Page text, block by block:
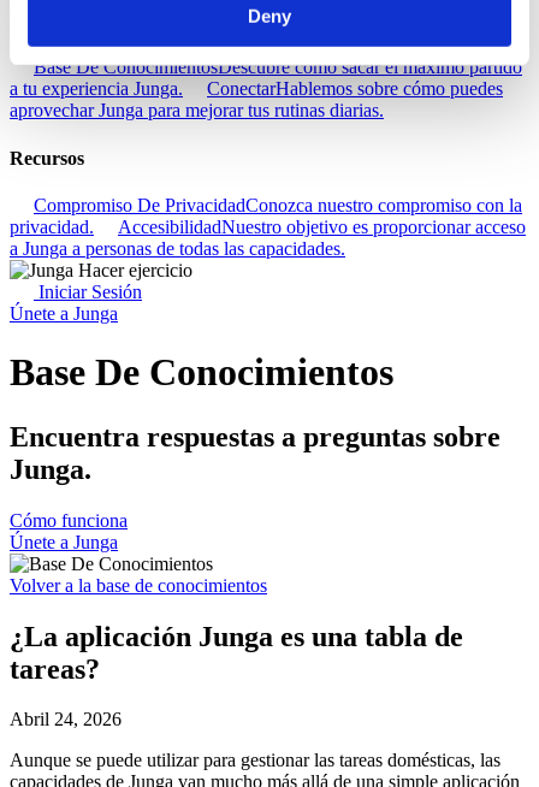
Deny
Base De ConocimientosDescubre cómo sacar el máximo partido
a tu experiencia Junga.
ConectarHablemos sobre cómo puedes
aprovechar Junga para mejorar tus rutinas diarias.
Recursos
Compromiso De PrivacidadConozca nuestro compromiso con la
privacidad.
AccesibilidadNuestro objetivo es proporcionar acceso
a Junga a personas de todas las capacidades.
Iniciar Sesión
Únete a Junga
Base De Conocimientos
Encuentra respuestas a preguntas sobre
Junga.
Cómo funciona
Únete a Junga
Volver a la base de conocimientos
¿La aplicación Junga es una tabla de
tareas?
Abril 24, 2026
Aunque se puede utilizar para gestionar las tareas domésticas, las
capacidades de Junga van mucho más allá de una simple aplicación